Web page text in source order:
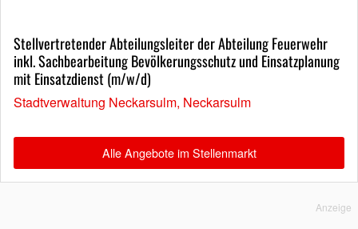
Stellvertretender Abteilungsleiter der Abteilung Feuerwehr
inkl. Sachbearbeitung Bevölkerungsschutz und Einsatzplanung
mit Einsatzdienst (m/w/d)
Stadtverwaltung Neckarsulm, Neckarsulm
Alle Angebote im Stellenmarkt
Anzeige